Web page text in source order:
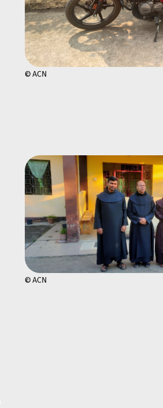
© ACN
© ACN